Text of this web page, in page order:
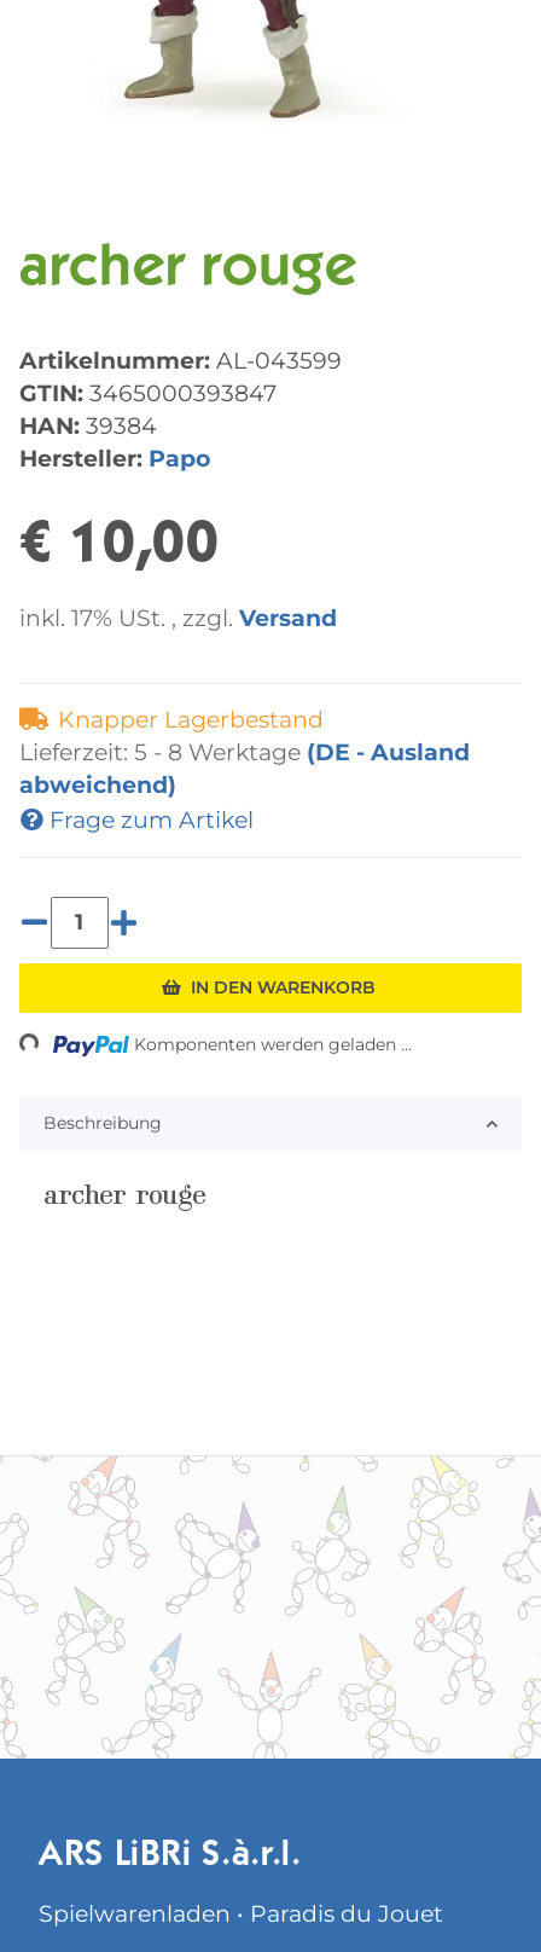
archer rouge
Artikelnummer: AL-043599
GTIN: 3465000393847
HAN: 39384
Hersteller: Papo
€ 10,00
inkl. 17% USt. , zzgl. Versand
Knapper Lagerbestand
Lieferzeit: 5 - 8 Werktage (DE - Ausland
abweichend)
Frage zum Artikel
IN DEN WARENKORB
Komponenten werden geladen ...
Beschreibung
archer rouge
ARS LiBRi S.à.r.l.
Spielwarenladen • Paradis du Jouet